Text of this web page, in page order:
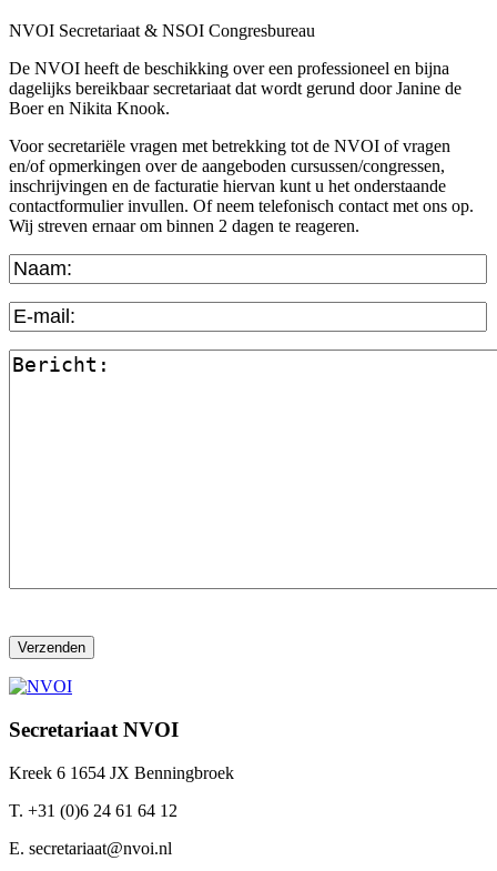
NVOI Secretariaat & NSOI Congresbureau
De NVOI heeft de beschikking over een professioneel en bijna
dagelijks bereikbaar secretariaat dat wordt gerund door Janine de
Boer en Nikita Knook.
Voor secretariële vragen met betrekking tot de NVOI of vragen
en/of opmerkingen over de aangeboden cursussen/congressen,
inschrijvingen en de facturatie hiervan kunt u het onderstaande
contactformulier invullen. Of neem telefonisch contact met ons op.
Wij streven ernaar om binnen 2 dagen te reageren.
Secretariaat NVOI
Kreek 6 1654 JX Benningbroek
T. +31 (0)6 24 61 64 12
E. secretariaat@nvoi.nl